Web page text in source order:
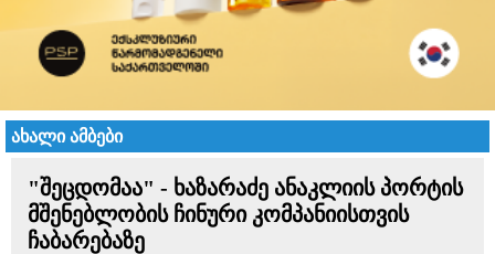
ახალი ამბები
"შეცდომაა" - ხაზარაძე ანაკლიის პორტის
მშენებლობის ჩინური კომპანიისთვის
ჩაბარებაზე